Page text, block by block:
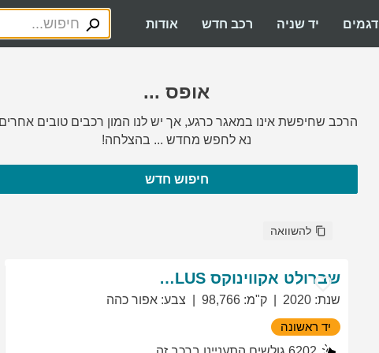
דגמים יד שניה רכב חדש אודות
אופס ...
הרכב שחיפשת אינו במאגר כרגע, אך יש לנו המון רכבים טובים
נא לחפש מחדש ... בהצלחה!
חיפוש חדש
להשוואה
שברולט אקווינוקס LT PLUS
שנת:
2020 ק"מ:
98,766 צבע: אפור כהה
יד ראשונה